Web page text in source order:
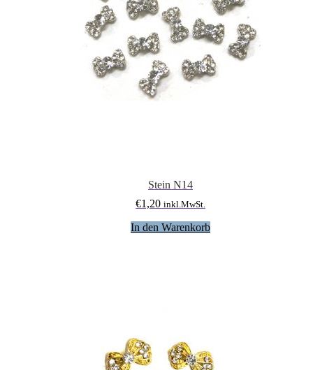
Stein N14
€1,20 inkl.MwSt.
In den Warenkorb